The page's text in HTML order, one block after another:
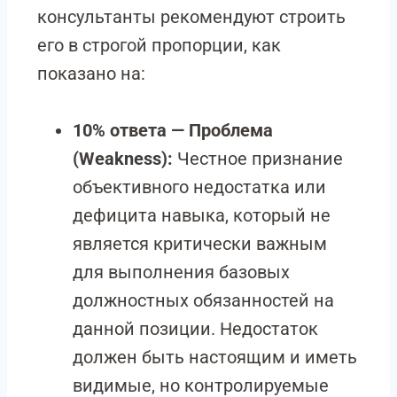
консультанты рекомендуют строить
его в строгой пропорции, как
показано на:
10% ответа — Проблема
(Weakness): Честное признание
объективного недостатка или
дефицита навыка, который не
является критически важным
для выполнения базовых
должностных обязанностей на
данной позиции. Недостаток
должен быть настоящим и иметь
видимые, но контролируемые